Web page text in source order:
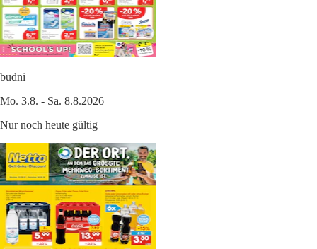
budni
Mo. 3.8. - Sa. 8.8.2026
Nur noch heute gültig